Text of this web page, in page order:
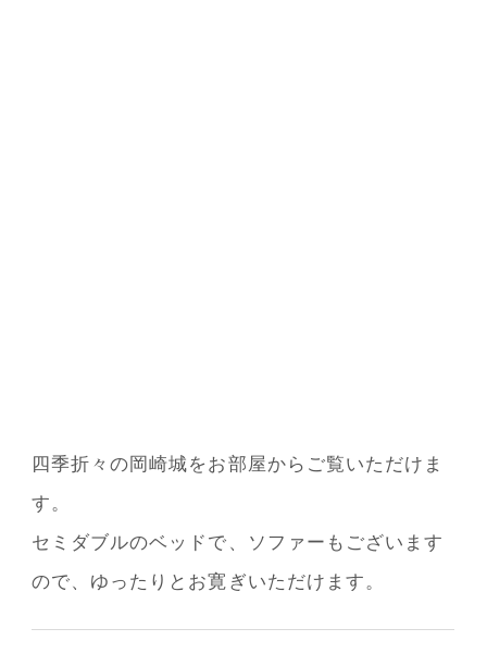
四季折々の岡崎城をお部屋からご覧いただけま
す。
セミダブルのベッドで、ソファーもございます
ので、ゆったりとお寛ぎいただけます。